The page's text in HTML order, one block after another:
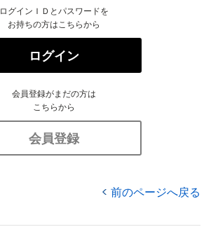
ログインＩＤとパスワードを
お持ちの方はこちらから
ログイン
会員登録がまだの方は
こちらから
会員登録
前のページへ戻る